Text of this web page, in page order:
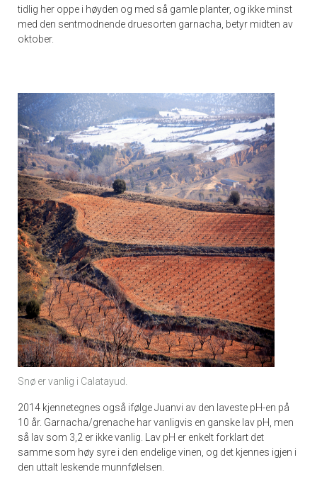
tidlig her oppe i høyden og med så gamle planter, og ikke minst
med den sentmodnende druesorten garnacha, betyr midten av
oktober.
Snø er vanlig i Calatayud.
2014 kjennetegnes også ifølge Juanvi av den laveste pH-en på
10 år. Garnacha/grenache har vanligvis en ganske lav pH, men
så lav som 3,2 er ikke vanlig. Lav pH er enkelt forklart det
samme som høy syre i den endelige vinen, og det kjennes igjen i
den uttalt leskende munnfølelsen.